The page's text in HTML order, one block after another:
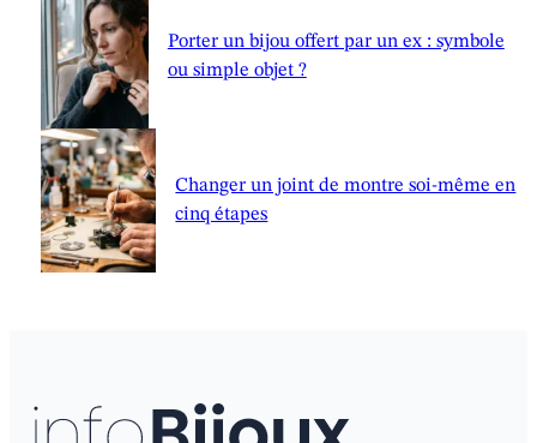
Porter un bijou offert par un ex : symbole
ou simple objet ?
Changer un joint de montre soi-même en
cinq étapes